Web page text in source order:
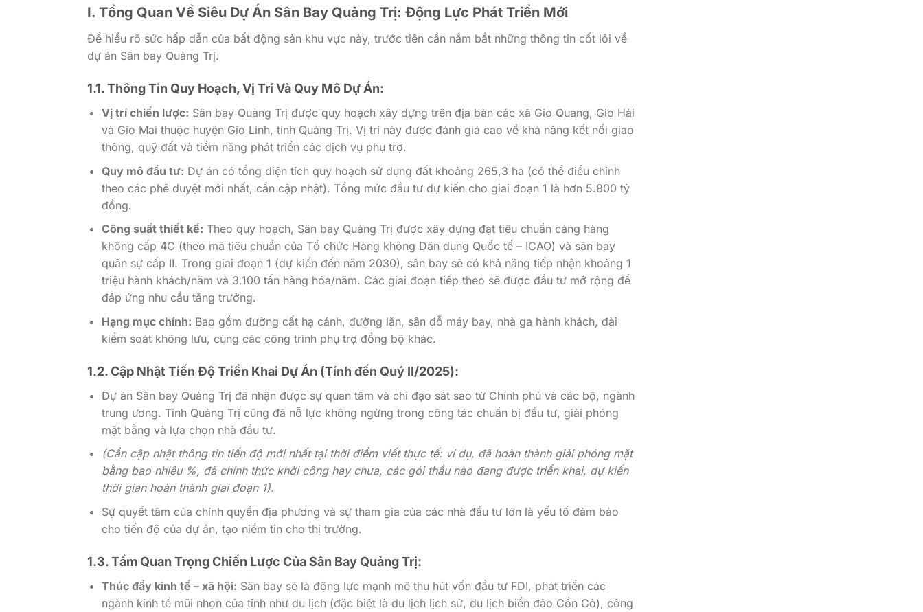
I. Tổng Quan Về Siêu Dự Án Sân Bay Quảng Trị: Động Lực Phát Triển Mới
Để hiểu rõ sức hấp dẫn của bất động sản khu vực này, trước tiên cần nắm bắt những thông tin cốt lõi về
dự án Sân bay Quảng Trị.
1.1. Thông Tin Quy Hoạch, Vị Trí Và Quy Mô Dự Án:
Vị trí chiến lược: Sân bay Quảng Trị được quy hoạch xây dựng trên địa bàn các xã Gio Quang, Gio Hải
và Gio Mai thuộc huyện Gio Linh, tỉnh Quảng Trị. Vị trí này được đánh giá cao về khả năng kết nối giao
thông, quỹ đất và tiềm năng phát triển các dịch vụ phụ trợ.
Quy mô đầu tư: Dự án có tổng diện tích quy hoạch sử dụng đất khoảng 265,3 ha (có thể điều chỉnh
theo các phê duyệt mới nhất, cần cập nhật). Tổng mức đầu tư dự kiến cho giai đoạn 1 là hơn 5.800 tỷ
đồng.
Công suất thiết kế: Theo quy hoạch, Sân bay Quảng Trị được xây dựng đạt tiêu chuẩn cảng hàng
không cấp 4C (theo mã tiêu chuẩn của Tổ chức Hàng không Dân dụng Quốc tế – ICAO) và sân bay
quân sự cấp II. Trong giai đoạn 1 (dự kiến đến năm 2030), sân bay sẽ có khả năng tiếp nhận khoảng 1
triệu hành khách/năm và 3.100 tấn hàng hóa/năm. Các giai đoạn tiếp theo sẽ được đầu tư mở rộng để
đáp ứng nhu cầu tăng trưởng.
Hạng mục chính: Bao gồm đường cất hạ cánh, đường lăn, sân đỗ máy bay, nhà ga hành khách, đài
kiểm soát không lưu, cùng các công trình phụ trợ đồng bộ khác.
1.2. Cập Nhật Tiến Độ Triển Khai Dự Án (Tính đến Quý II/2025):
Dự án Sân bay Quảng Trị đã nhận được sự quan tâm và chỉ đạo sát sao từ Chính phủ và các bộ, ngành
trung ương. Tỉnh Quảng Trị cũng đã nỗ lực không ngừng trong công tác chuẩn bị đầu tư, giải phóng
mặt bằng và lựa chọn nhà đầu tư.
(Cần cập nhật thông tin tiến độ mới nhất tại thời điểm viết thực tế: ví dụ, đã hoàn thành giải phóng mặt
bằng bao nhiêu %, đã chính thức khởi công hay chưa, các gói thầu nào đang được triển khai, dự kiến
thời gian hoàn thành giai đoạn 1).
Sự quyết tâm của chính quyền địa phương và sự tham gia của các nhà đầu tư lớn là yếu tố đảm bảo
cho tiến độ của dự án, tạo niềm tin cho thị trường.
1.3. Tầm Quan Trọng Chiến Lược Của Sân Bay Quảng Trị:
Thúc đẩy kinh tế – xã hội: Sân bay sẽ là động lực mạnh mẽ thu hút vốn đầu tư FDI, phát triển các
ngành kinh tế mũi nhọn của tỉnh như du lịch (đặc biệt là du lịch lịch sử, du lịch biển đảo Cồn Cỏ), công